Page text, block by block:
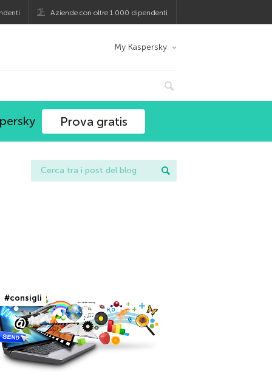
Aziende con oltre 1.000 dipendenti
My Kaspersky
Prova gratis
#consigli